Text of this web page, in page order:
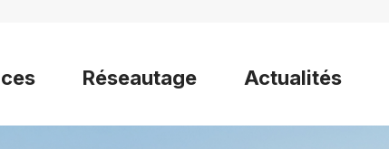
Réseautage Actualités